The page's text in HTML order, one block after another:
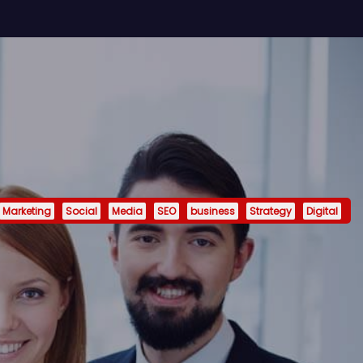
Marketing Social Media SEO business Strategy Digital